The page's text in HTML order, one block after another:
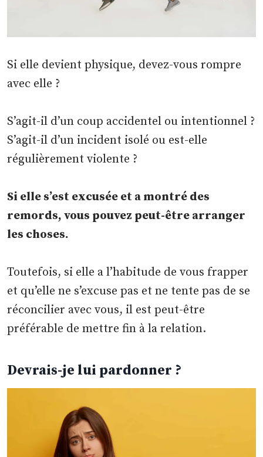
Si elle devient physique, devez-vous rompre
avec elle ?
S’agit-il d’un coup accidentel ou intentionnel ?
S’agit-il d’un incident isolé ou est-elle
régulièrement violente ?
Si elle s’est excusée et a montré des
remords, vous pouvez peut-être arranger
les choses.
Toutefois, si elle a l’habitude de vous frapper
et qu’elle ne s’excuse pas et ne tente pas de se
réconcilier avec vous, il est peut-être
préférable de mettre fin à la relation.
Devrais-je lui pardonner ?